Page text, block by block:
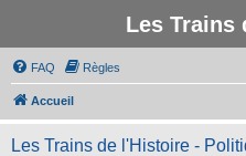
Les Trains
FAQ Règles
Accueil
Les Trains de l'Histoire -